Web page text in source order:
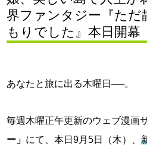
界ファンタジー『ただ
もりでした』本日開幕
あなたと旅に出る木曜日──。
毎週木曜正午更新のウェブ漫画
ー」 にて、本日9月5日（木）、